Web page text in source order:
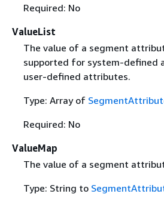
Required: No
ValueList
The value of a segment
supported for system-defined
user-defined attributes.
Type: Array of
Required: No
ValueMap
The value of a segment
Type: String to